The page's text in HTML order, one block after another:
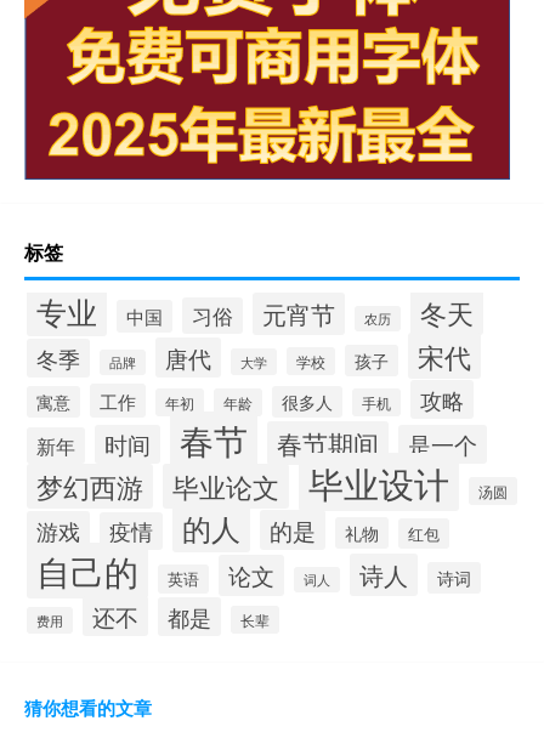
标签
专业 中国 习俗 元宵节 农历 冬天
冬季 品牌 唐代 大学 学校 孩子 宋代
寓意 工作 年初 年龄 很多人 手机 攻略
新年 时间 春节 春节期间 是一个
梦幻西游 毕业论文 毕业设计 汤圆
游戏 疫情 的人 的是 礼物 红包
自己的 英语 论文 词人 诗人 诗词
费用 还不 都是 长辈
猜你想看的文章